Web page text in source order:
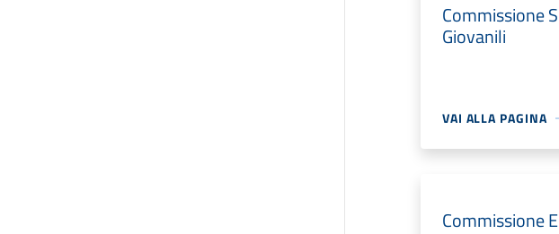
Commissione
Giovanili
VAI ALLA PAGINA
Commissione